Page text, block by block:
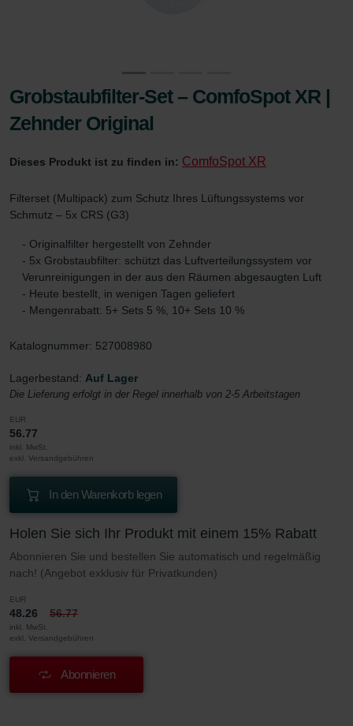
Grobstaubfilter-Set – ComfoSpot XR |
Zehnder Original
Dieses Produkt ist zu finden in: ComfoSpot XR
Filterset (Multipack) zum Schutz Ihres Lüftungssystems vor
Schmutz – 5x CRS (G3)
- Originalfilter hergestellt von Zehnder
- 5x Grobstaubfilter: schützt das Luftverteilungssystem vor
Verunreinigungen in der aus den Räumen abgesaugten Luft
- Heute bestellt, in wenigen Tagen geliefert
- Mengenrabatt: 5+ Sets 5 %, 10+ Sets 10 %
Katalognummer: 527008980
Lagerbestand: Auf Lager
Die Lieferung erfolgt in der Regel innerhalb von 2-5 Arbeitstagen
EUR
56.77
inkl. MwSt.
exkl. Versandgebühren
In den Warenkorb legen
Holen Sie sich Ihr Produkt mit einem 15% Rabatt
Abonnieren Sie und bestellen Sie automatisch und regelmäßig
nach! (Angebot exklusiv für Privatkunden)
EUR
48.26 56.77
inkl. MwSt.
exkl. Versandgebühren
Abonnieren